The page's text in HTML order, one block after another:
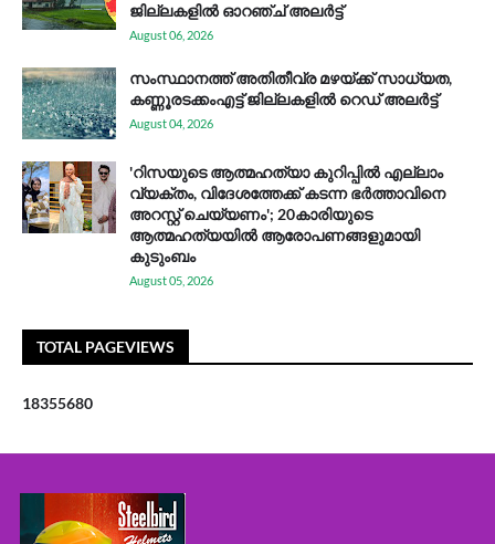
ജില്ലകളിൽ ഓറഞ്ച് അലർട്ട്
August 06, 2026
സം​സ്ഥാ​ന​ത്ത് അ​തി​തീ​വ്ര മ​ഴ​യ്ക്ക് സാ​ധ്യ​ത,
കണ്ണൂരടക്കംഎ​ട്ട് ജി​ല്ല​ക​ളി​ൽ റെ​ഡ് അ​ലർ​ട്ട്
August 04, 2026
'റിസയുടെ ആത്മഹത്യാ കുറിപ്പിൽ എല്ലാം
വ്യക്തം, വിദേശത്തേക്ക് കടന്ന ഭർത്താവിനെ
അറസ്റ്റ് ചെയ്യണം'; 20കാരിയുടെ
ആത്മഹത്യയിൽ ആരോപണങ്ങളുമായി
കുടുംബം
August 05, 2026
TOTAL PAGEVIEWS
18355680